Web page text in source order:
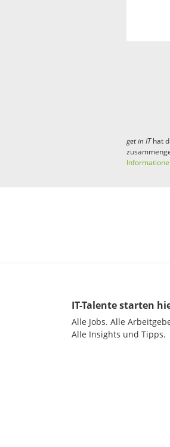
get in IThat
IT-Talente starten
Alle Jobs. Alle
Alle Insights und Tipps.